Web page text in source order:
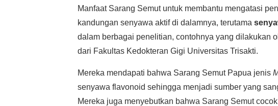
Manfaat Sarang Semut untuk membantu mengatasi
kandungan senyawa aktif di dalamnya, terutama
dalam berbagai penelitian, contohnya yang dilakukan
dari Fakultas Kedokteran Gigi Universitas Trisakti.
Mereka mendapati bahwa Sarang Semut Papua jenis
senyawa flavonoid sehingga menjadi sumber yang
Mereka juga menyebutkan bahwa Sarang Semut